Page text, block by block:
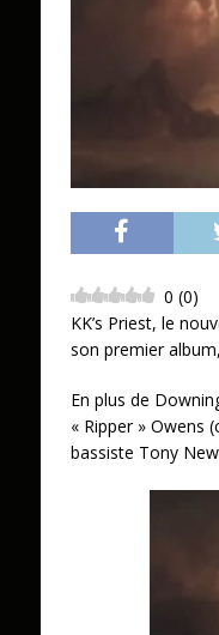
0 (0)
KK’s Priest, le
son premier
En plus de
« Ripper » Owens
bassiste Tony